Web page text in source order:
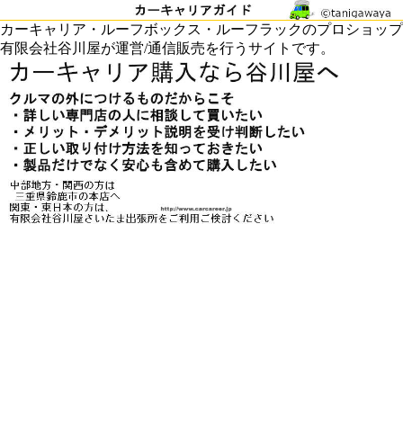
カーキャリア・ルーフボックス・ルーフラックのプロショップ
有限会社谷川屋が運営/通信販売を行うサイトです。